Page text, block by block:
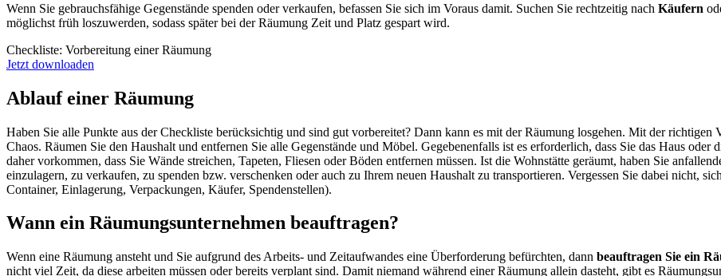
Wenn Sie gebrauchsfähige Gegenstände spenden oder verkaufen, befassen Sie sich im Voraus damit. Suchen Sie rechtzeitig nach Käufern
möglichst früh loszuwerden, sodass später bei der Räumung Zeit und Platz gespart wird.
Checkliste: Vorbereitung einer Räumung
Jetzt downloaden
Ablauf einer Räumung
Haben Sie alle Punkte aus der Checkliste berücksichtig und sind gut vorbereitet? Dann kann es mit der Räumung losgehen. Mit der
Chaos. Räumen Sie den Haushalt und entfernen Sie alle Gegenstände und Möbel. Gegebenenfalls ist es erforderlich, dass Sie das Haus oder
daher vorkommen, dass Sie Wände streichen, Tapeten, Fliesen oder Böden entfernen müssen. Ist die Wohnstätte geräumt, haben Sie
einzulagern, zu verkaufen, zu spenden bzw. verschenken oder auch zu Ihrem neuen Haushalt zu transportieren. Vergessen Sie dabei nicht, sich
Container, Einlagerung, Verpackungen, Käufer, Spendenstellen).
Wann ein Räumungsunternehmen beauftragen?
Wenn eine Räumung ansteht und Sie aufgrund des Arbeits- und Zeitaufwandes eine Überforderung befürchten, dann beauftragen Sie ein
nicht viel Zeit, da diese arbeiten müssen oder bereits verplant sind. Damit niemand während einer Räumung allein dasteht, gibt es